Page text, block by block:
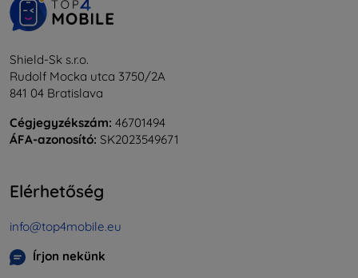
Shield-Sk s.r.o.
Rudolf Mocka utca 3750/2A
841 04 Bratislava
Cégjegyzékszám: 46701494
ÁFA-azonosító: SK2023549671
Elérhetőség
info@top4mobile.eu
Írjon nekünk